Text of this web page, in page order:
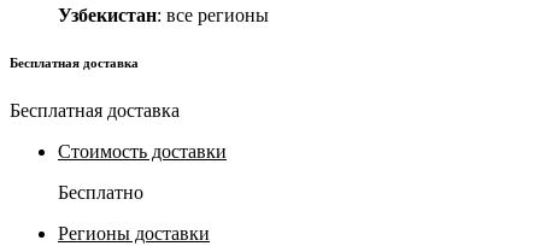
Узбекистан: все регионы
Бесплатная доставка
Бесплатная доставка
Стоимость доставки
Бесплатно
Регионы доставки